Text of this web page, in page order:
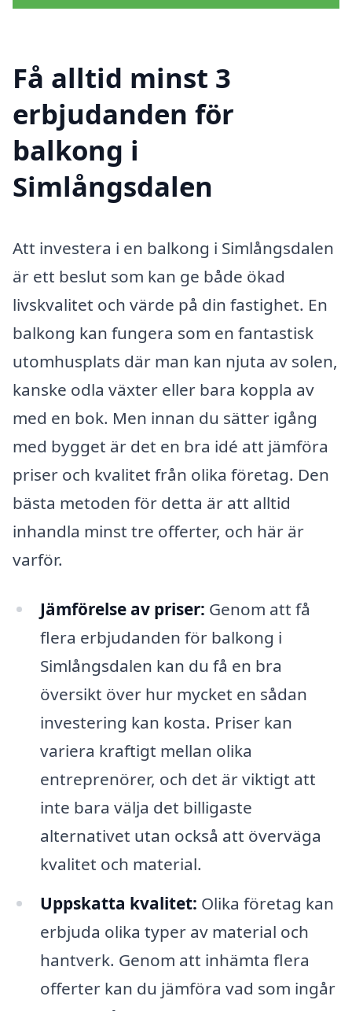
Få alltid minst 3
erbjudanden för
balkong i
Simlångsdalen
Att investera i en balkong i Simlångsdalen
är ett beslut som kan ge både ökad
livskvalitet och värde på din fastighet. En
balkong kan fungera som en fantastisk
utomhusplats där man kan njuta av solen,
kanske odla växter eller bara koppla av
med en bok. Men innan du sätter igång
med bygget är det en bra idé att jämföra
priser och kvalitet från olika företag. Den
bästa metoden för detta är att alltid
inhandla minst tre offerter, och här är
varför.
Jämförelse av priser: Genom att få
flera erbjudanden för balkong i
Simlångsdalen kan du få en bra
översikt över hur mycket en sådan
investering kan kosta. Priser kan
variera kraftigt mellan olika
entreprenörer, och det är viktigt att
inte bara välja det billigaste
alternativet utan också att överväga
kvalitet och material.
Uppskatta kvalitet: Olika företag kan
erbjuda olika typer av material och
hantverk. Genom att inhämta flera
offerter kan du jämföra vad som ingår